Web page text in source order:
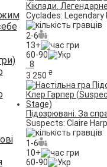
Кіклади.
Cyclades: Legendary
2-6
13+
60-90
8
3 250 ₴
Підозрювані. За
Suspects: Claire
1-6
10+
60-90